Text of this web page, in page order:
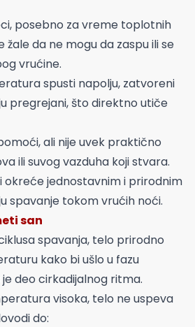
posebno za vreme toplotnih
žale da ne mogu da zaspu ili se
vrućine.
spusti napolju, zatvoreni
pregrejani, što direktno utiče
ali nije uvek praktično
ili suvog vazduha koji stvara.
okreće jednostavnim i prirodnim
spavanje tokom vrućih noći.
san
spavanja, telo prirodno
kako bi ušlo u fazu
deo cirkadijalnog ritma.
visoka, telo ne uspeva
do: